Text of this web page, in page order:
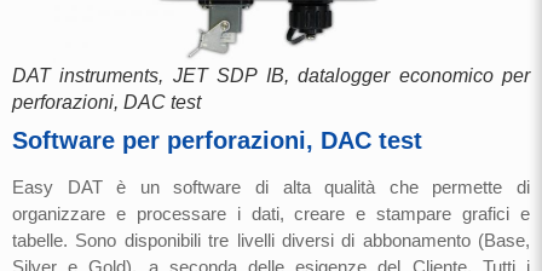
DAT instruments, JET SDP IB, datalogger economico per
perforazioni, DAC test
Software per perforazioni, DAC test
Easy DAT è un software di alta qualità che permette di
organizzare e processare i dati, creare e stampare grafici e
tabelle. Sono disponibili tre livelli diversi di abbonamento (Base,
Silver e Gold), a seconda delle esigenze del Cliente. Tutti i